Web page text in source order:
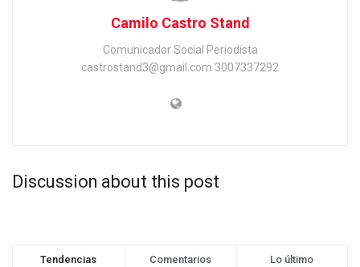
Camilo Castro Stand
Comunicador Social Periodista
castrostand3@gmail.com 3007337292
Discussion about this post
Tendencias Comentarios Lo último